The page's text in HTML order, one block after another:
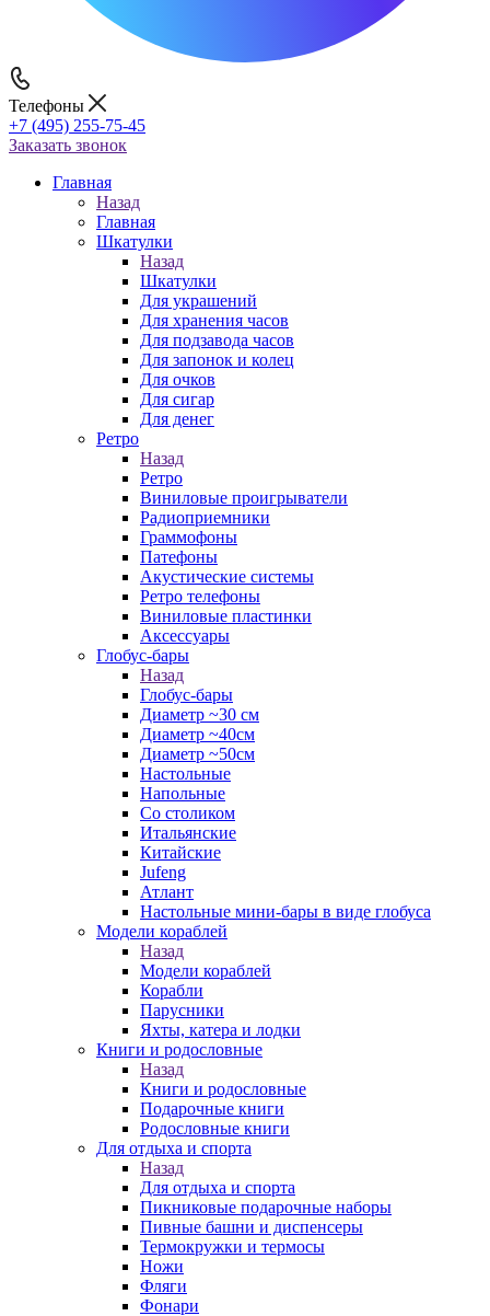
Телефоны
+7 (495) 255-75-45
Заказать звонок
Главная
Назад
Главная
Шкатулки
Назад
Шкатулки
Для украшений
Для хранения часов
Для подзавода часов
Для запонок и колец
Для очков
Для сигар
Для денег
Ретро
Назад
Ретро
Виниловые проигрыватели
Радиоприемники
Граммофоны
Патефоны
Акустические системы
Ретро телефоны
Виниловые пластинки
Аксессуары
Глобус-бары
Назад
Глобус-бары
Диаметр ~30 см
Диаметр ~40см
Диаметр ~50см
Настольные
Напольные
Со столиком
Итальянские
Китайские
Jufeng
Атлант
Настольные мини-бары в виде глобуса
Модели кораблей
Назад
Модели кораблей
Корабли
Парусники
Яхты, катера и лодки
Книги и родословные
Назад
Книги и родословные
Подарочные книги
Родословные книги
Для отдыха и спорта
Назад
Для отдыха и спорта
Пикниковые подарочные наборы
Пивные башни и диспенсеры
Термокружки и термосы
Ножи
Фляги
Фонари